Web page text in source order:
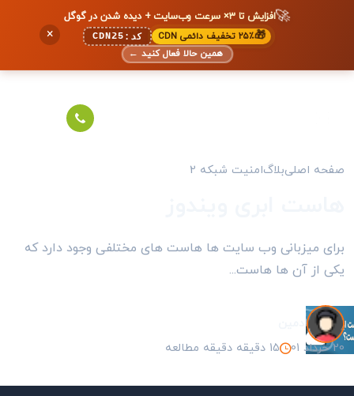
🚀افزایش تا ۳× سرعت وب‌سایت + دیده شدن در گوگل
🎁۲۵٪ تخفیف دائمی CDN کد:CDN25
همین حالا فعال کنید ←
×
اصلیبلاگامنیت شبکه 2
میزبانی وب سایت ها هاست های مختلفی وجود دارد که
از آن ها هاست...
ادمین
15 دقیقه دقیقه مطالعه